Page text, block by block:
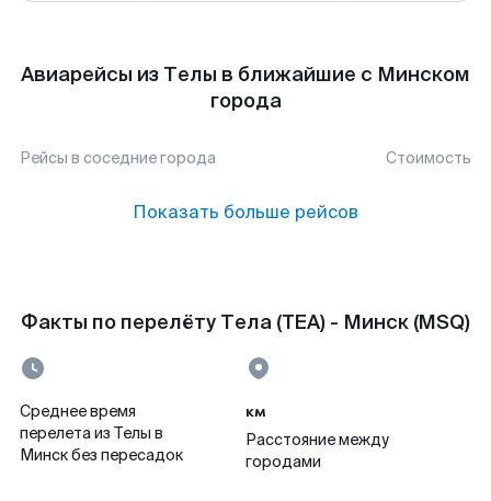
Авиарейсы из Телы в ближайшие с Минском
города
Рейсы в соседние города Стоимость
Показать больше рейсов
Факты по перелёту Тела (TEA) - Минск (MSQ)
Среднее время
перелета из Телы в
Минск без пересадок
км
Расстояние между
городами